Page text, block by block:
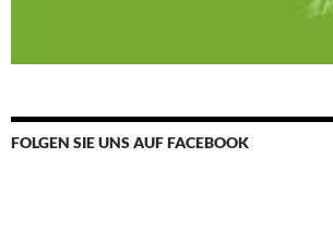
FOLGEN SIE UNS AUF FACEBOOK